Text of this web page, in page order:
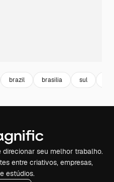
brazil brasilia sul
seu melhor trabalho.
entre criativos, empresas,
estúdios.